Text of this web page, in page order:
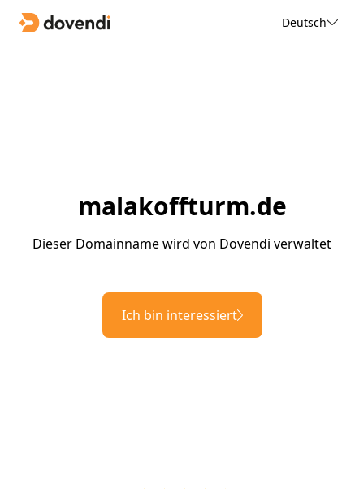
Deutsch
malakoffturm.de
Dieser Domainname wird von Dovendi verwaltet
Ich bin interessiert